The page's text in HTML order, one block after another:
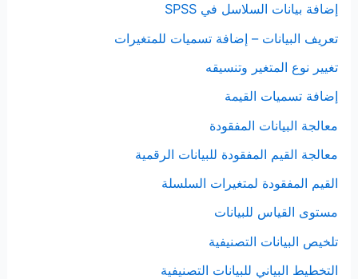
إضافة بيانات السلاسل في SPSS
تعريف البيانات – إضافة تسميات للمتغيرات
تغيير نوع المتغير وتنسيقه
إضافة تسميات القيمة
معالجة البيانات المفقودة
معالجة القيم المفقودة للبيانات الرقمية
القيم المفقودة لمتغيرات السلسلة
مستوى القياس للبيانات
تلخيص البيانات التصنيفية
التخطيط البياني للبيانات التصنيفية